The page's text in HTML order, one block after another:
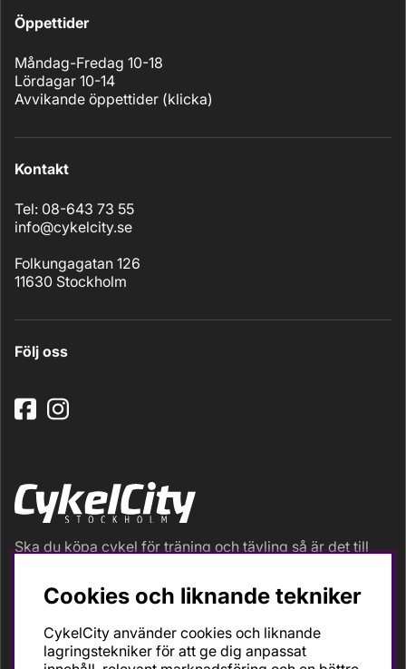
Öppettider
Måndag-Fredag 10-18
Lördagar 10-14
Avvikande öppettider (klicka)
Kontakt
Tel: 08-643 73 55
info@cykelcity.se
Folkungagatan 126
11630 Stockholm
Följ oss
Ska du köpa cykel för träning och tävling så är det till
Vi är en mycket personlig cykelaffär med hög
servicegrad och alla vi som jobbar är inbitna cyklister
och dess produkter. Gör din bästa cykelaffär på
CykelCity!
Cookies och liknande tekniker
CykelCity använder cookies och liknande
lagringstekniker för att ge dig anpassat